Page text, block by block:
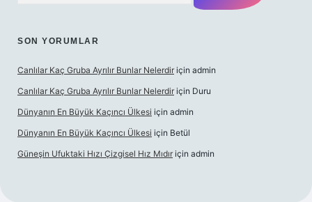
SON YORUMLAR
Canlılar Kaç Gruba Ayrılır Bunlar Nelerdir için admin
Canlılar Kaç Gruba Ayrılır Bunlar Nelerdir için Duru
Dünyanın En Büyük Kaçıncı Ülkesi için admin
Dünyanın En Büyük Kaçıncı Ülkesi için Betül
Güneşin Ufuktaki Hızı Çizgisel Hız Mıdır için admin